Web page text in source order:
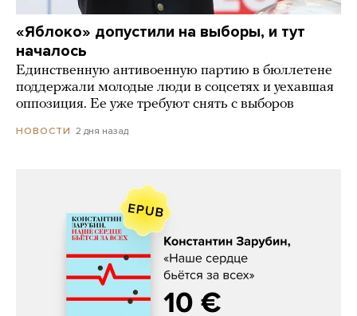
«Яблоко» допустили на выборы, и тут
началось
Единственную антивоенную партию в бюллетене
поддержали молодые люди в соцсетях и уехавшая
оппозиция. Ее уже требуют снять с выборов
НОВОСТИ 2 дня назад